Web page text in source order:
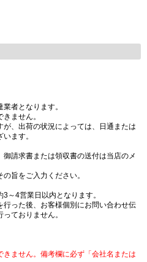
者となります。
ません。
、出荷の状況によっては、日通または
ます。
請求書または領収書の送付は当店のメ
旨をご入力ください。
～4営業日以内となります。
行った後、お客様個別にお問い合わせ伝
ておりません。
ません。備考欄に必ず「会社名または